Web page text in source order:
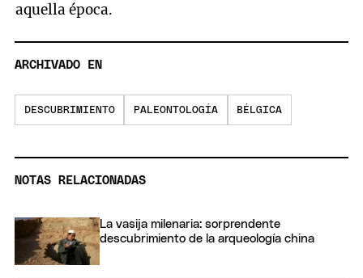
aquella época.
ARCHIVADO EN
DESCUBRIMIENTO PALEONTOLOGÍA BÉLGICA
NOTAS RELACIONADAS
La vasija milenaria: sorprendente
descubrimiento de la arqueología china